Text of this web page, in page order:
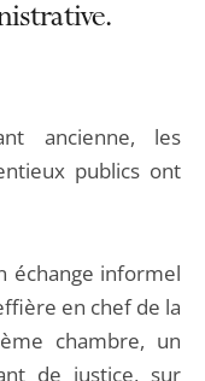
ancienne, les
publics ont
échange informel
en chef de la
chambre, un
de justice, sur